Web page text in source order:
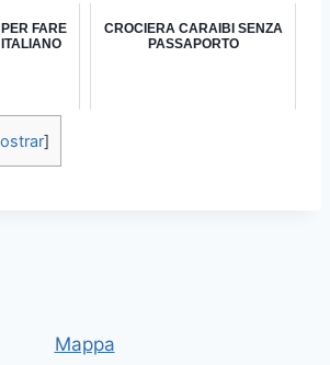
FARE
CROCIERA CARAIBI SENZA
PASSAPORTO
]
Mappa